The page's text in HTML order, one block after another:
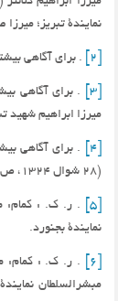
نمایندۀ تبریز؛
. برای آگاهی بیشتر ن. ک. :
[3]
میرزا ابراهیم شهید
[4]
. برای آگاهی
(28 شوال 1324، ص 24).
[5]
نمایندۀ بجنورد.
مبشرالسلطان